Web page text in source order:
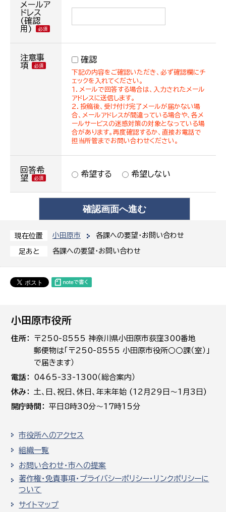
現在位置 小田原市 各課への要望・お問い合わせ
足あと 各課への要望・お問い合わせ
メールア
ドレス
(確認
用)
注意事
項
確認
下記の内容をご確認いただき、必ず確認欄にチ
ェックを入れてください。
１．メールで回答する場合は、入力されたメール
アドレスに送信します。
２．投稿後、受け付け完了メールが届かない場
合、メールアドレスが間違っている場合や、各メ
ールサービスの迷惑対策の対象となっている場
合があります。再度確認するか、直接お電話で
担当所管までお問い合わせください。
回答希
望
希望する 希望しない
小田原市役所
住所
〒250-8555 神奈川県小田原市荻窪300番地
郵便物は「〒250-8555 小田原市役所○○課（室）」
で届きます）
電話
0465-33-1300（総合案内）
休み
土､日､祝日、休日、年末年始 (12月29日～1月3日)
開庁時間
平日8時30分～17時15分
市役所へのアクセス
組織一覧
お問い合わせ・市への提案
著作権・免責事項・プライバシーポリシー・リンクポリシーに
ついて
サイトマップ